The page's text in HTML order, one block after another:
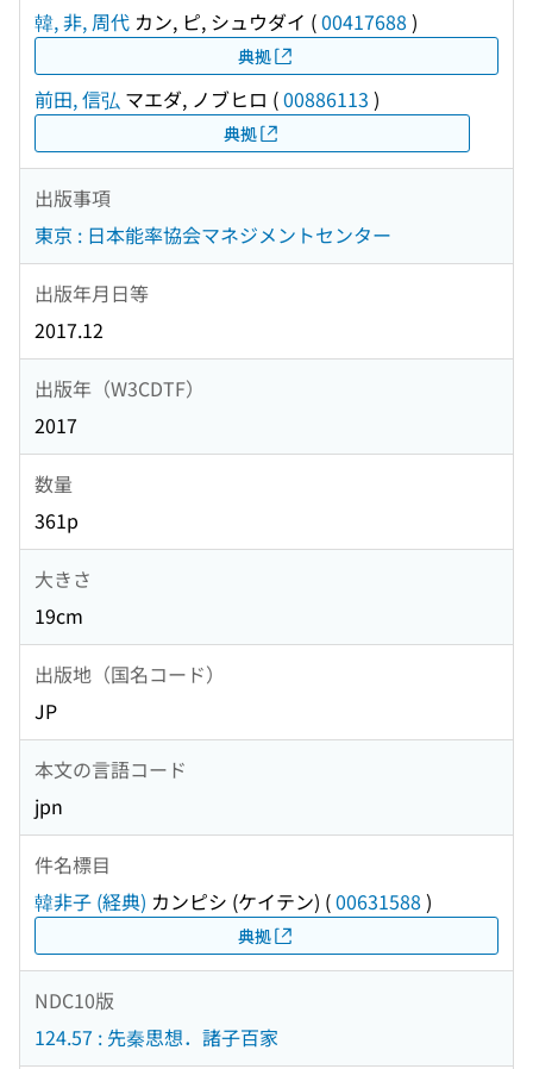
韓, 非, 周代 カン, ピ, シュウダイ (00417688 )
典拠
前田, 信弘 マエダ, ノブヒロ (00886113 )
典拠
出版事項
東京 : 日本能率協会マネジメントセンター
出版年月日等
2017.12
出版年（W3CDTF）
2017
数量
361p
大きさ
19cm
出版地（国名コード）
JP
本文の言語コード
jpn
件名標目
韓非子 (経典) カンピシ (ケイテン) (00631588 )
典拠
NDC10版
124.57 : 先秦思想．諸子百家